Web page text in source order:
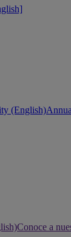
(English)
Conoce a